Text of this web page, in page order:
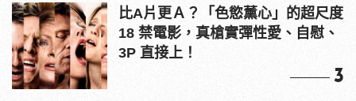
比A片更Ａ？「色慾薰心」的超尺度
18 禁電影，真槍實彈性愛、自慰、
3P 直接上！
3